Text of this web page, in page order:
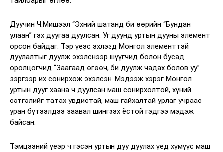
Дуучин Ч.Мишээл “Эхний шатанд би өөрийн “Бундан
улаан” гэх дуугаа дуулсан. Уг дуунд уртын дууны элемент
орсон байдаг. Тэр үеэс эхлээд Монгол элементтэй
дуулалтыг дуулж эхэлснээр шүүгчид болон бусад
оролцогчид “Заагаад өгөөч, би дуулж чадах болов уу”
зэргээр их сонирхож эхэлсэн. Мэдээж хэрэг Монгол
уртын дууг хаана ч дуулсан маш сонирхолтой, хүний
сэтгэлийг татах увдистай, маш гайхалтай урлаг учраас
уран бүтээлдээ заавал шингээх ёстой гэдгээ мэдэж
байсан.
Тэмцээний үеэр ч гэсэн уртын дуу дуулах үед хүмүүс маш